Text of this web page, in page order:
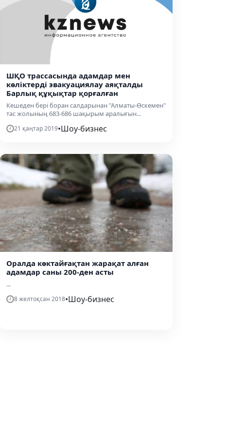
ШҚО трассасында адамдар мен
көліктерді эвакуациялау аяқталды
Барлық құқықтар қорғалған
Кешеден бері боран салдарынан "Алматы-Өскемен"
тас жолының 683-686 шақырым аралығын...
21 қаңтар 2019•Шоу-бизнес
Оралда көктайғақтан жарақат алған
адамдар саны 200-ден асты
...
8 желтоқсан 2018•Шоу-бизнес